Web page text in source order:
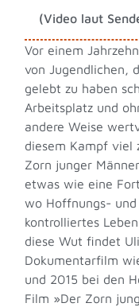
(Video laut
Vor einem
von Jugendlichen,
gelebt zu haben
Arbeitsplatz und
andere Weise
diesem Kampf viel
Zorn junger
etwas wie eine
wo Hoffnungs-
kontrolliertes
diese Wut findet
Dokumentarfilm
und 2015 bei den
Film »Der Zorn